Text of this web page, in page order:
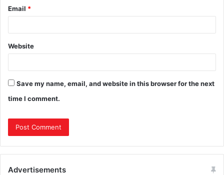
Email *
Website
Save my name, email, and website in this browser for the next
time I comment.
Advertisements